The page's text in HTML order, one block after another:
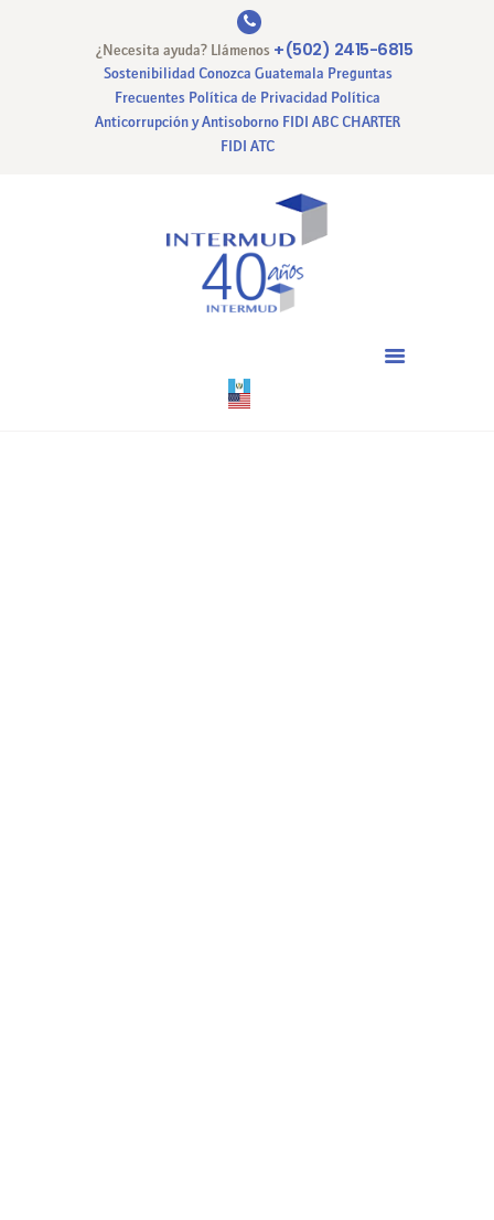
¿Necesita ayuda? Llámenos +(502) 2415-6815
Sostenibilidad Conozca Guatemala Preguntas
Frecuentes Política de Privacidad Política
Anticorrupción y Antisoborno FIDI ABC CHARTER
FIDI ATC
CERTIFICACIONES
PAGO EN LINEA